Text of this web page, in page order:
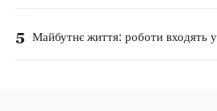
5 Майбутнє життя: роботи входять